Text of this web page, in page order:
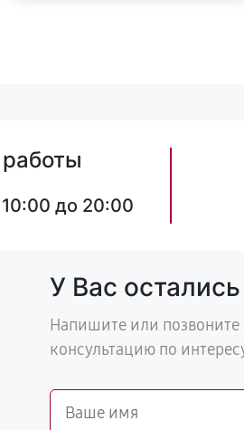
до 20:00
У Вас
Напишите или
консультацию по